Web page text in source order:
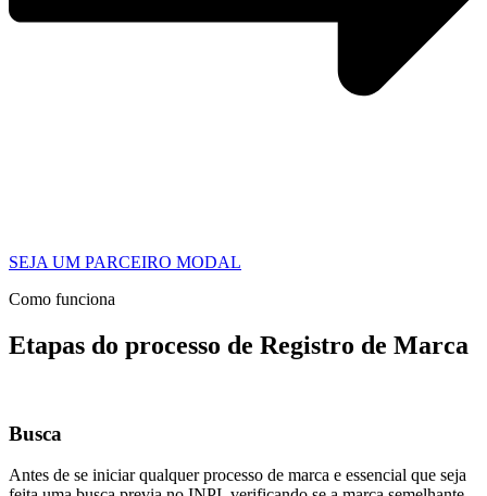
SEJA UM PARCEIRO MODAL
Como funciona
Etapas do processo de Registro de Marca
Busca
Antes de se iniciar qualquer processo de marca e essencial que seja